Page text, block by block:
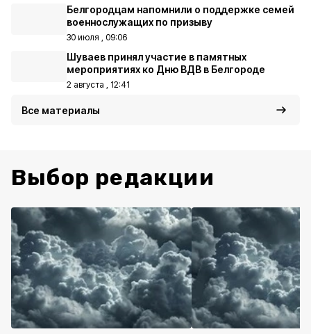
Белгородцам напомнили о поддержке семей
военнослужащих по призыву
30 июля , 09:06
Шуваев принял участие в памятных
мероприятиях ко Дню ВДВ в Белгороде
2 августа , 12:41
Все материалы
Выбор редакции